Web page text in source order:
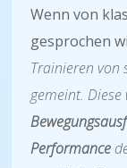
Wenn von
gesprochen
Trainieren von
gemeint.
Performance